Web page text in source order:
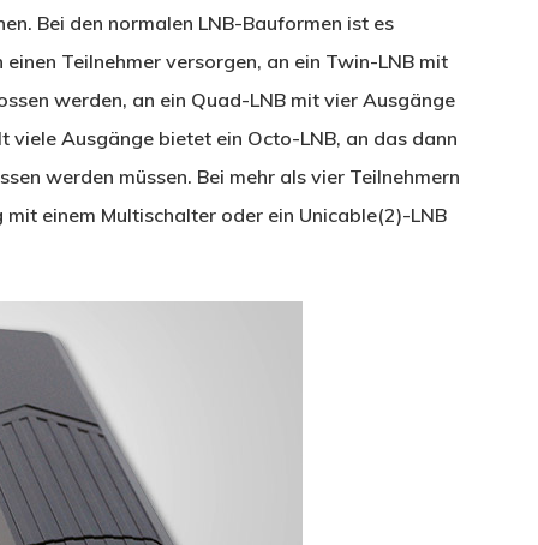
Bei den normalen LNB-Bauformen ist es
Teilnehmer versorgen, an ein Twin-LNB mit
werden, an ein Quad-LNB mit vier Ausgänge
Ausgänge bietet ein Octo-LNB, an das dann
werden müssen. Bei mehr als vier Teilnehmern
einem Multischalter oder ein Unicable(2)-LNB